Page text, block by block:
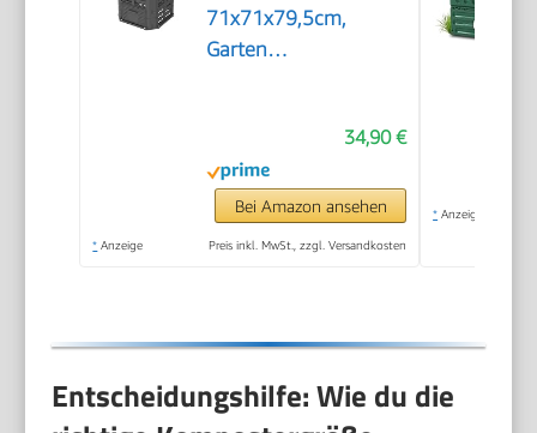
71x71x79,5cm,
Garten
Witterungsbeständig,
Thermokomposter
mit Belüftungssystem,
Kunststoff
34,90 €
Bei Amazon ansehen
* Anzeige Preis inkl. MwSt., zzgl. Versandkosten
* Anzeige
Entscheidungshilfe: Wie du die